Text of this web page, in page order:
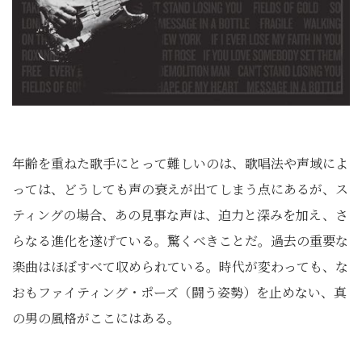
年齢を重ねた歌手にとって難しいのは、歌唱法や声域によ
っては、どうしても声の衰えが出てしまう点にあるが、ス
ティングの場合、あの見事な声は、迫力と深みを加え、さ
らなる進化を遂げている。驚くべきことだ。過去の重要な
楽曲はほぼすべて収められている。時代が変わっても、な
おもファイティング・ポーズ（闘う姿勢）を止めない、真
の男の風格がここにはある。